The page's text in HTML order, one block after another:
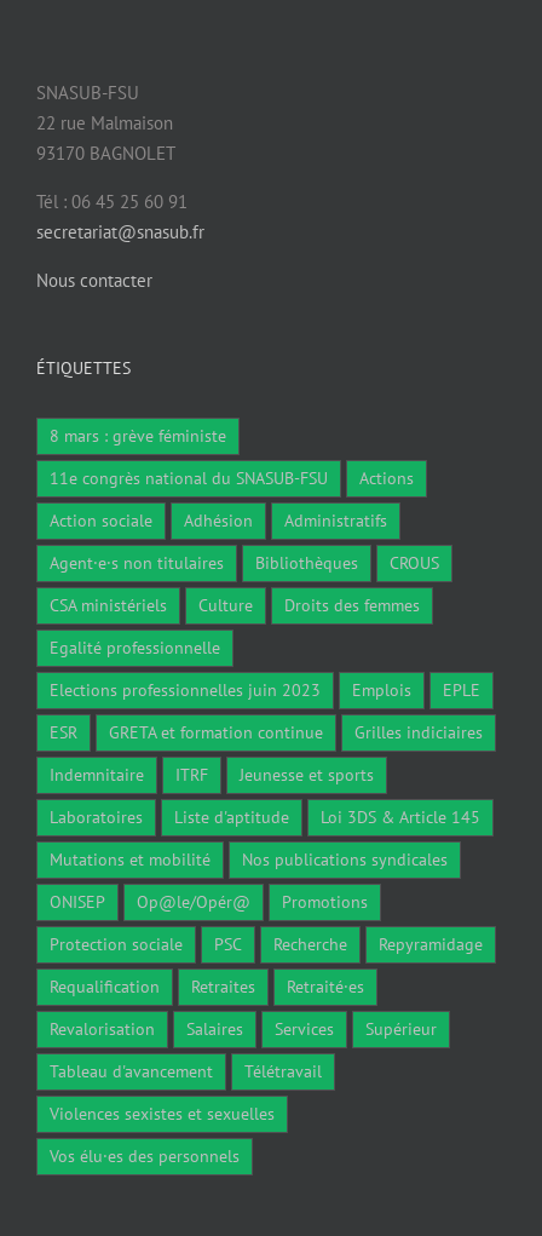
SNASUB-FSU
22 rue Malmaison
93170 BAGNOLET
Tél : 06 45 25 60 91
secretariat@snasub.fr
Nous contacter
ÉTIQUETTES
8 mars : grève féministe
11e congrès national du SNASUB-FSU
Actions
Action sociale
Adhésion
Administratifs
Agent·e·s non titulaires
Bibliothèques
CROUS
CSA ministériels
Culture
Droits des femmes
Egalité professionnelle
Elections professionnelles juin 2023
Emplois
EPLE
ESR
GRETA et formation continue
Grilles indiciaires
Indemnitaire
ITRF
Jeunesse et sports
Laboratoires
Liste d'aptitude
Loi 3DS & Article 145
Mutations et mobilité
Nos publications syndicales
ONISEP
Op@le/Opér@
Promotions
Protection sociale
PSC Recherche
Repyramidage
Requalification
Retraites
Retraité·es
Revalorisation
Salaires Services
Supérieur
Tableau d'avancement
Télétravail
Violences sexistes et sexuelles
Vos élu·es des personnels